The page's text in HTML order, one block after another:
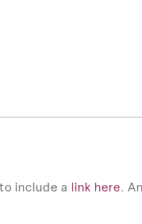
include a link here.